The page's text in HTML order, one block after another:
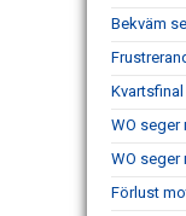
Bekväm
Kvartsfinal
WO seger
WO seger
Förlust